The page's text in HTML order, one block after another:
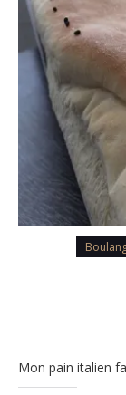
Mon pain italien